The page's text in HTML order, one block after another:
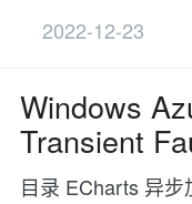
2022-12-23
Windows
Transient
目录 ECharts 异